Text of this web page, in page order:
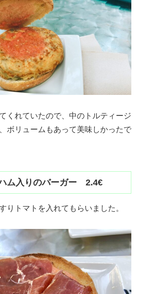
くれていたので、中のトルティージ
ボリュームもあって美味しかったで
ム入りのバーガー 2.4€
りトマトを入れてもらいました。